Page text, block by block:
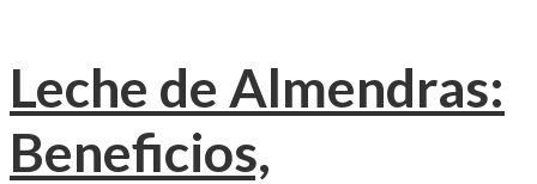
Leche de Almendras:
Beneficios,